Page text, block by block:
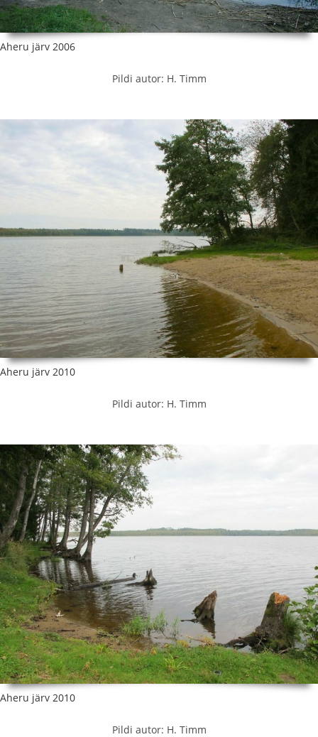
Aheru järv 2006
Pildi autor: H. Timm
Aheru järv 2010
Pildi autor: H. Timm
Aheru järv 2010
Pildi autor: H. Timm